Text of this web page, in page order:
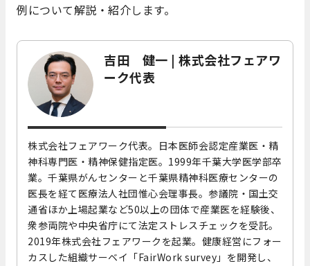
例について解説・紹介します。
吉田 健一 | 株式会社フェアワ
ーク代表
株式会社フェアワーク代表。日本医師会認定産業医・精
神科専門医・精神保健指定医。1999年千葉大学医学部卒
業。千葉県がんセンターと千葉県精神科医療センターの
医長を経て医療法人社団惟心会理事長。参議院・国土交
通省ほか上場起業など50以上の団体で産業医を経験後、
衆参両院や中央省庁にて法定ストレスチェックを受託。
2019年株式会社フェアワークを起業。健康経営にフォー
カスした組織サーベイ「FairWork survey」を開発し、